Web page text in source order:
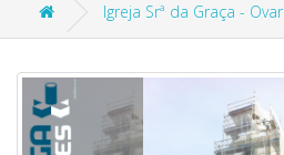
Igreja Srª da Graça - Ovar